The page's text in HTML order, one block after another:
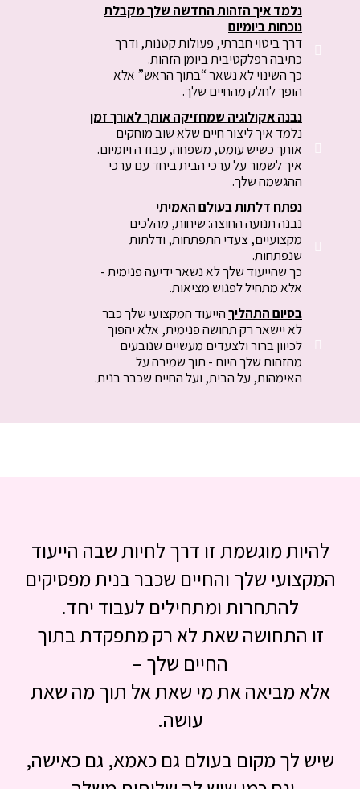
נלמד איך הזהות החדשה שלך מקבלת
נוכחות ביומיום
דרך ביטוי חברתי, פעולות קטנות, ודרך
כתיבה רפלקטיבית ביומן הזהות.
כך השינוי לא נשאר “בתוך הראש” אלא
הופך לחלק מהחיים שלך.
נבנה אקולוגיה שמחזיקה אותך לאורך זמן
נלמד איך ליצור חיים שלא שוב מוחקים
אותך כשיש עומס, משפחה, עבודה ויומיום.
איך לשמור על ערכי הבית ביחד עם ערכי
ההגשמה שלך.
נפתח דלתות בעולם האמיתי
נבנה תנועה החוצה: שיחות, מהלכים
מקצועיים, צעדי התפתחות, ודלתות
שנפתחות.
כך שהייעוד שלך לא נשאר ידיעה פנימית -
אלא מתחיל לפגוש מציאות.
בסיום התהליךהייעוד המקצועי שלך כבר
לא יישאר רק תחושה פנימית, אלא יהפוך
לכיוון ברור ולצעדים מעשיים שנובעים
מהזהות שלך היום - תוך שמירה על
האימהות, על הבית, ועל החיים שכבר בנית.
להיות מוגשמת זו דרך לחיות שבה הייעוד
המקצועי שלך והחיים שכבר בנית מפסיקים
להתחרות ומתחילים לעבוד יחד.
זו התחושה שאת לא רק מתפקדת בתוך
החיים שלך –
אלא מביאה את מי שאת אל תוך מה שאת
עושה.
שיש לך מקום בעולם גם כאמא, גם כאישה,